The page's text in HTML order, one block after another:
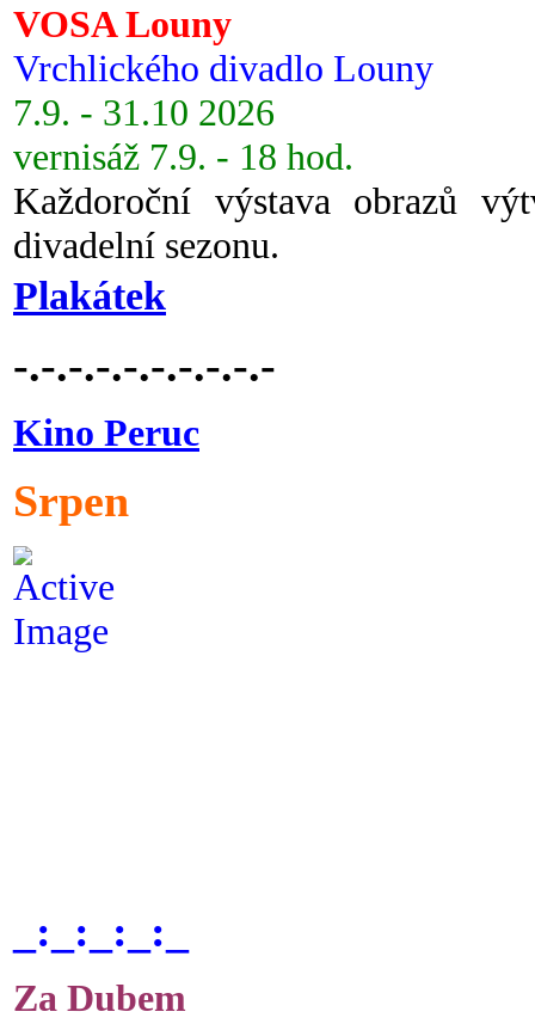
VOSA Louny
Vrchlického divadlo Louny
7.9. - 31.10 2026
vernisáž 7.9. - 18 hod.
Každoroční výstava obrazů
divadelní sezonu.
Plakátek
-.-.-.-.-.-.-.-.-.-
Kino Peruc
Srpen
_:_:_:_:_
Za Dubem